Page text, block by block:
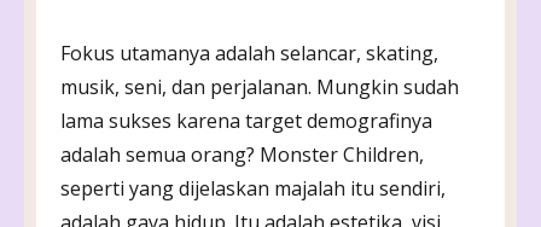
Fokus utamanya adalah selancar, skating,
musik, seni, dan perjalanan. Mungkin sudah
lama sukses karena target demografinya
adalah semua orang? Monster Children,
seperti yang dijelaskan majalah itu sendiri,